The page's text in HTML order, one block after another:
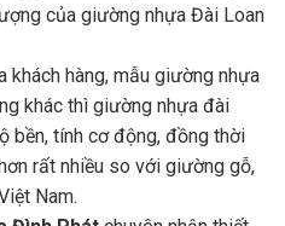
của giường nhựa Đài Loan
khách hàng, mẫu giường nhựa
khác thì giường nhựa đài
bền, tính cơ động, đồng thời
rất nhiều so với giường gỗ,
Nam.